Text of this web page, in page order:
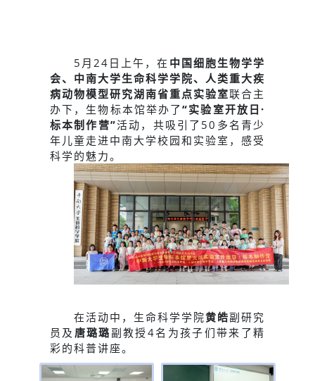
5月24日上午，在 中国细胞生物学学
会、中南大学生命科学学院、人类重大疾
病动物模型研究湖南省重点实验室联合主
办下，生物标本馆举办了“实验室开放日·
标本制作营”活动，共吸引了50多名青少
年儿童走进中南大学校园和实验室，感受
科学的魅力。
在活动中，生命科学学院黄皓副研究
员及 唐璐璐副教授4名为孩子们带来了精
彩的科普讲座。